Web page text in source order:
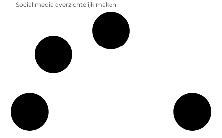
Social media overzichtelijk maken